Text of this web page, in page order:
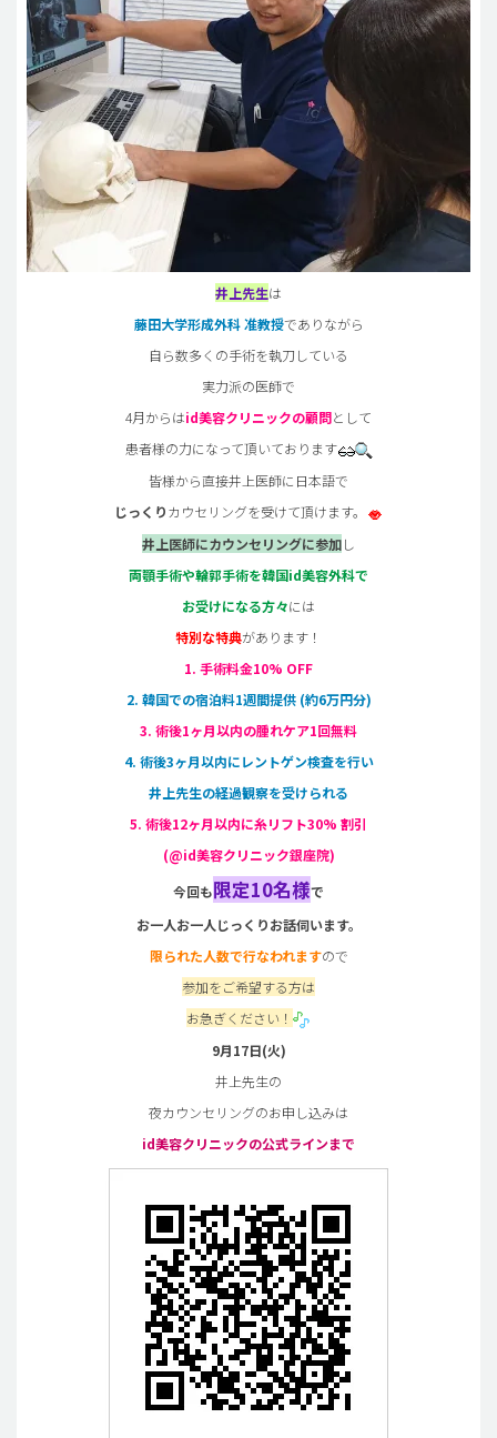
井上先生は
藤田大学形成外科 准教授でありながら
自ら数多くの手術を執刀している
実力派の医師で
4月からはid美容クリニックの顧問として
患者様の力になって頂いております
皆様から直接井上医師に日本語で
じっくりカウセリングを受けて頂けます。
井上医師にカウンセリングに参加し
両顎手術や輪郭手術を韓国id美容外科で
お受けになる方々には
特別な特典があります！
1. 手術料金10% OFF
2. 韓国での宿泊料1週間提供 (約6万円分)
3. 術後1ヶ月以内の腫れケア1回無料
4. 術後3ヶ月以内にレントゲン検査を行い
井上先生の経過観察を受けられる
5. 術後12ヶ月以内に糸リフト30% 割引
(@id美容クリニック銀座院)
今回も限定10名様で
お一人お一人じっくりお話伺います。
限られた人数で行なわれますので
参加をご希望する方は
お急ぎください！
9月17日(火)
井上先生の
夜カウンセリングのお申し込みは
id美容クリニックの公式ラインまで